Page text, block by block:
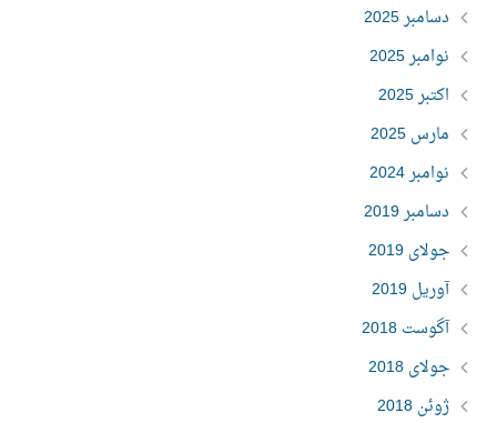
دسامبر 2025
نوامبر 2025
اکتبر 2025
مارس 2025
نوامبر 2024
دسامبر 2019
جولای 2019
آوریل 2019
آگوست 2018
جولای 2018
ژوئن 2018